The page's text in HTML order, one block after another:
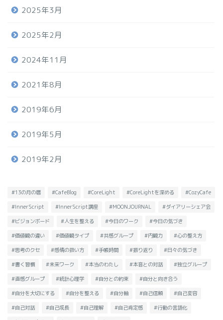
2025年3月
2025年2月
2024年11月
2021年8月
2019年6月
2019年5月
2019年2月
#13の月の暦 #CafeBlog #CoreLight #CoreLightを深める #CozyCafe
#InnerScript #InnerScript講座 #MOONJOURNAL #ダイアリーシェア会
#ビジョンボード #人生を整える #今日のワーク #今日の気づき
#価値観の違い #価値観タイプ #共感グループ #内観力 #心の整え方
#思考のクセ #感情の扱い方 #手帳時間 #振り返り #日々の気づき
#書く習慣 #未来ワーク #本当のわたし #本音との対話 #独立グループ
#直感グループ #統計心理学 #自分との約束 #自分と向き合う
#自分を大切にする #自分を整える #自分軸 #自己信頼 #自己変容
#自己対話 #自己成長 #自己理解 #自己肯定感 #行動の言語化